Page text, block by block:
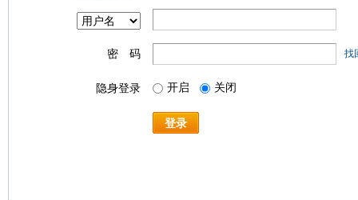
密 码 找
隐身登录 开启 关闭
登录